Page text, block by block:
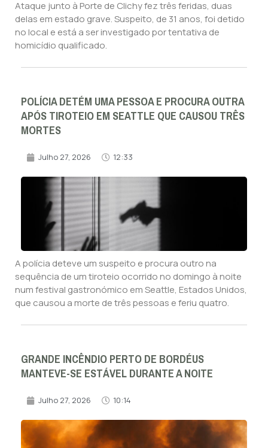
Ataque junto à Porte de Clichy fez três feridas, duas
delas em estado grave. Suspeito, de 31 anos, foi detido
no local e está a ser investigado por tentativa de
homicídio qualificado.
POLÍCIA DETÉM UMA PESSOA E PROCURA OUTRA
APÓS TIROTEIO EM SEATTLE QUE CAUSOU TRÊS
MORTES
Julho 27, 2026 12:33
A polícia deteve um suspeito e procura outro na
sequência de um tiroteio ocorrido no domingo à noite
num festival gastronómico em Seattle, Estados Unidos,
que causou a morte de três pessoas e feriu quatro.
GRANDE INCÊNDIO PERTO DE BORDÉUS
MANTEVE-SE ESTÁVEL DURANTE A NOITE
Julho 27, 2026 10:14